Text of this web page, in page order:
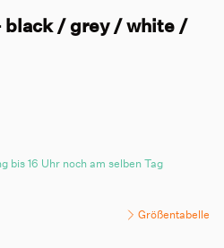
black / grey / white /
bis 16 Uhr noch am selben Tag
Größentabelle